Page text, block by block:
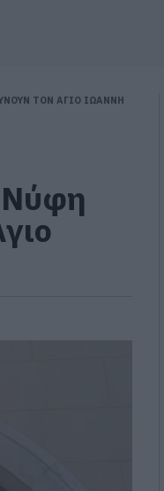
ΤΟΝ ΑΓΙΟ ΙΩΑΝΝΗ
Νύφη